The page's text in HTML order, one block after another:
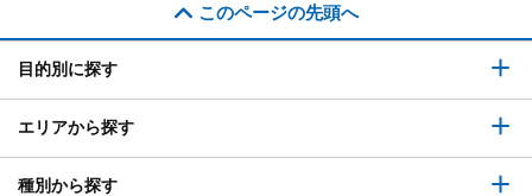
このページの先頭へ
目的別に探す
エリアから探す
種別から探す